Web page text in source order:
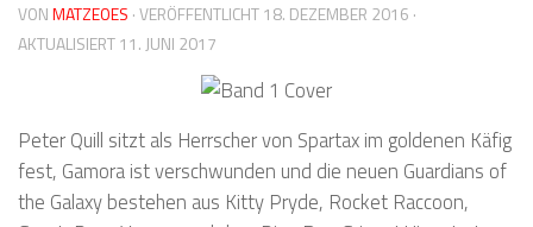
VONMATZEOES · VERÖFFENTLICHT18. DEZEMBER 2016 ·
AKTUALISIERT11. JUNI 2017
Peter Quill sitzt als Herrscher von Spartax im goldenen Käfig
fest, Gamora ist verschwunden und die neuen Guardians of
the Galaxy bestehen aus Kitty Pryde, Rocket Raccoon,